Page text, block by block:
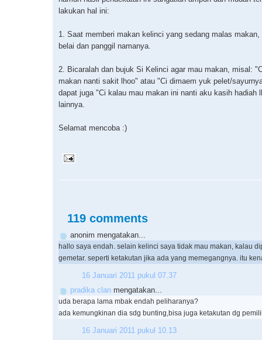
lakukan hal ini:
1. Saat memberi makan kelinci yang sedang malas
belai dan panggil namanya.
2. Bicaralah dan bujuk Si Kelinci agar mau makan, misal:
makan nanti sakit lhoo" atau "Ci dimaem yuk pelet/
dapat juga "Ci kalau mau makan ini nanti aku kasih hadiah
lainnya.
Selamat mencoba :)
119 comments
anonim mengatakan...
hallo saya endah. selain kelinci saya tidak mau makan, kalau
gemetar. seperti ketakutan jika ada yang memegangnya. itu
16 Januari 2011 pukul 07.37
pradika clan mengatakan...
uda berapa lama mbak endah peliharanya?
ada kemungkinan dia sdg bunting,bisa juga ketakutan dg
16 Januari 2011 pukul 10.13